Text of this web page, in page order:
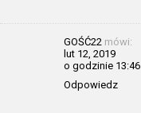
GOŚĆ22 mówi:
lut 12, 2019
o godzinie 13:46
Odpowiedz